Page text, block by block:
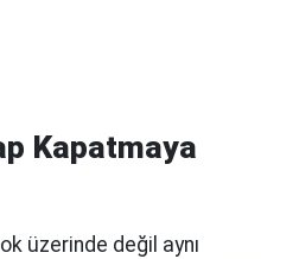
Kapatmaya
üzerinde değil aynı